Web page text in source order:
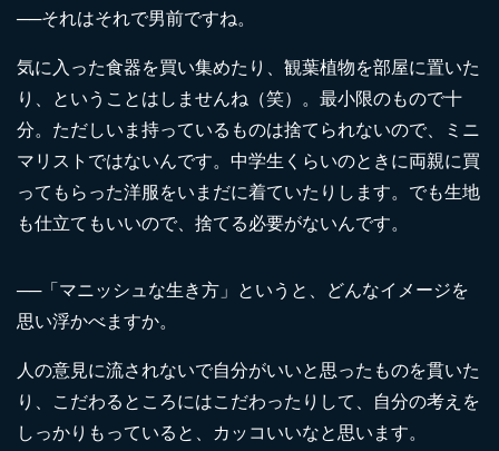
──それはそれで男前ですね。
気に入った食器を買い集めたり、観葉植物を部屋に置いた
り、ということはしませんね（笑）。最小限のもので十
分。ただしいま持っているものは捨てられないので、ミニ
マリストではないんです。中学生くらいのときに両親に買
ってもらった洋服をいまだに着ていたりします。でも生地
も仕立てもいいので、捨てる必要がないんです。
──「マニッシュな生き方」というと、どんなイメージを
思い浮かべますか。
人の意見に流されないで自分がいいと思ったものを貫いた
り、こだわるところにはこだわったりして、自分の考えを
しっかりもっていると、カッコいいなと思います。